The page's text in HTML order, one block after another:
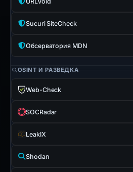
Sucuri SiteCheck
Обсерватория MDN
OSINT И РАЗВЕДКА
Web-Check
SOCRadar
LeakIX
Shodan